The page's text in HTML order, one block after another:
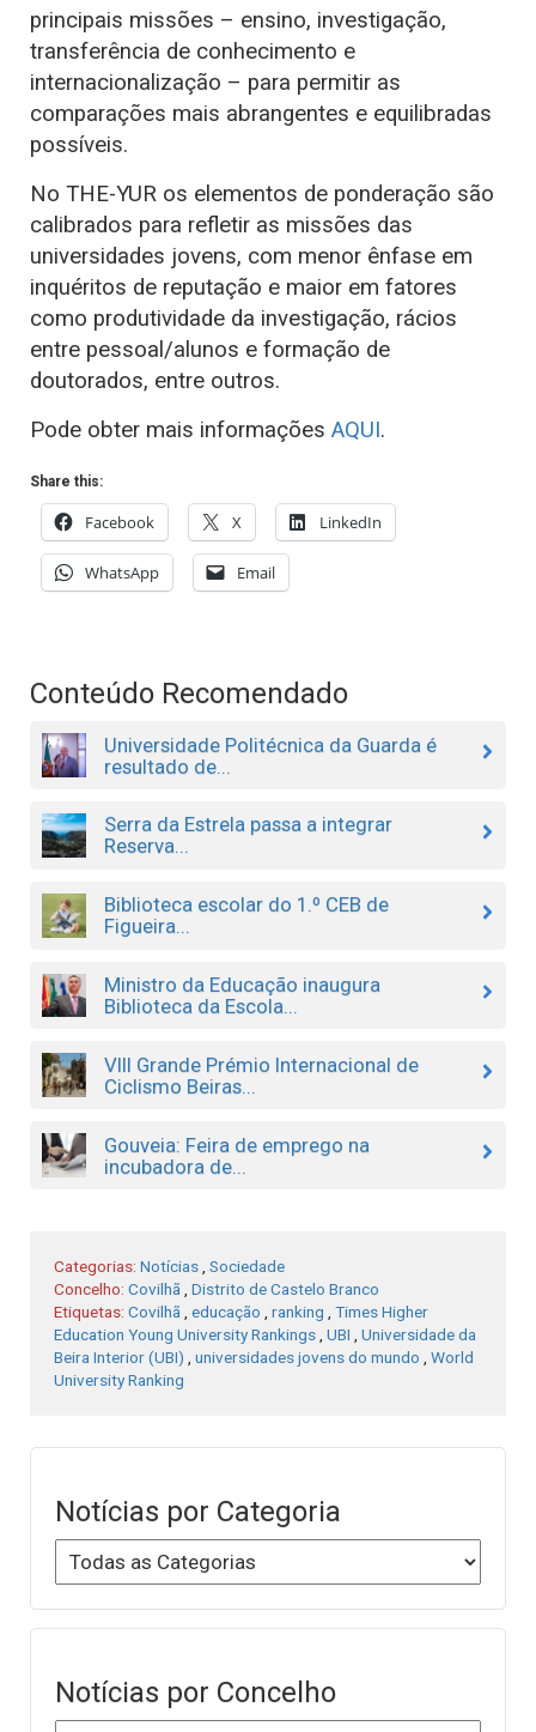
principais missões – ensino, investigação,
transferência de conhecimento e
internacionalização – para permitir as
comparações mais abrangentes e equilibradas
possíveis.
No THE-YUR os elementos de ponderação são
calibrados para refletir as missões das
universidades jovens, com menor ênfase em
inquéritos de reputação e maior em fatores
como produtividade da investigação, rácios
entre pessoal/alunos e formação de
doutorados, entre outros.
Pode obter mais informações AQUI.
Share this:
Facebook X LinkedIn
WhatsApp Email
Conteúdo Recomendado
Universidade Politécnica da Guarda é
resultado de...
Serra da Estrela passa a integrar
Reserva...
Biblioteca escolar do 1.º CEB de
Figueira...
Ministro da Educação inaugura
Biblioteca da Escola...
VIII Grande Prémio Internacional de
Ciclismo Beiras...
Gouveia: Feira de emprego na
incubadora de...
Categorias: Notícias Sociedade
Concelho: Covilhã
Distrito de Castelo Branco
Etiquetas: Covilhã educação ranking
Times Higher
Education Young University Rankings UBI
Universidade da
Beira Interior (UBI)
universidades jovens do mundo
World
University Ranking
Notícias por Categoria
Notícias por Concelho